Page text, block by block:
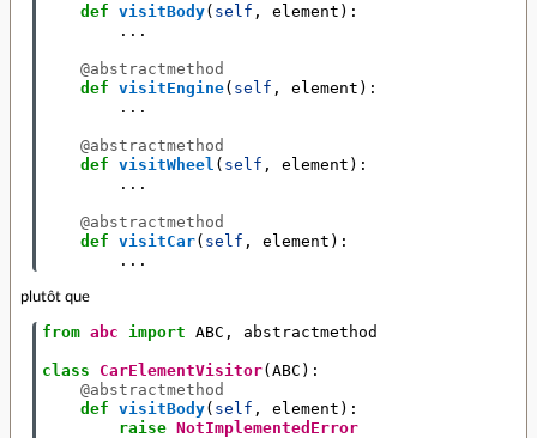
def visitBody( self , element ):
...
@abstractmethod
def visitEngine( self , element ):
...
@abstractmethod
def visitWheel ( self , element ):
...
@abstractmethod
def visitCar( self , element ):
...
plutôt que
from abc import ABC , abstractmethod
class CarElementVisitor(ABC ):
@abstractmethod
def visitBody( self , element ):
raise NotImplementedError